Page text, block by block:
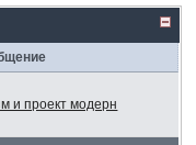
и проект модерн